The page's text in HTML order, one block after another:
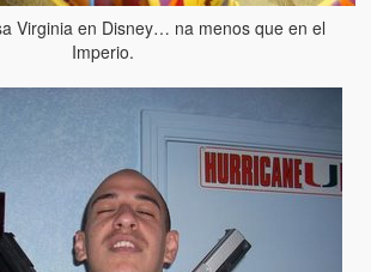
Virginia en Disney… na menos que en el
Imperio.